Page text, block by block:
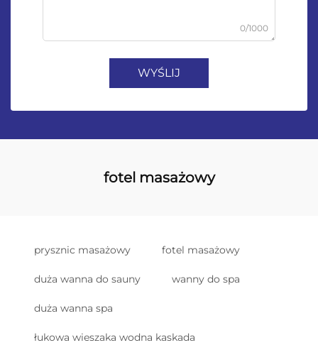
0/1000
WYŚLIJ
fotel masażowy
prysznic masażowy fotel masażowy
duża wanna do sauny wanny do spa
duża wanna spa
łukowa wieszaka wodna kaskada